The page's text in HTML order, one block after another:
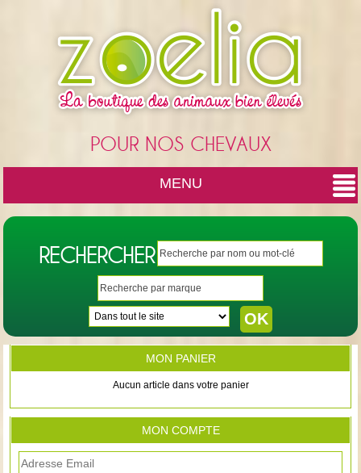
POUR NOS CHEVAUX
MENU
RECHERCHER
MON PANIER
Aucun article dans votre panier
MON COMPTE